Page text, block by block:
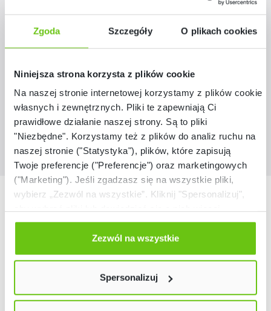
Zgoda Szczegóły O plikach cookies
Niniejsza strona korzysta z plików cookie
Na naszej stronie internetowej korzystamy z plików cookie:
własnych i zewnętrznych. Pliki te zapewniają Ci
prawidłowe działanie naszej strony. Są to pliki
"Niezbędne". Korzystamy też z plików do analiz ruchu na
naszej stronie ("Statystyka"), plików, które zapisują
Twoje preferencje ("Preferencje") oraz marketingowych
("Marketing"). Jeśli zgadzasz się na wszystkie pliki,
wybierz „Zezwól na wszystkie”. Kliknij "Spersonalizuj",
Odmów zgody poprzez przycisk „Odmowa”. Wtedy
użyjemy tylko plików niezbędnych dla naszej strony.
Twój wybór możesz zmienić przez kliknięcie przycisku w
Polityce prywatności
Zezwól na wszystkie
Spersonalizuj
o klęskach żywiołowych - ścienna plansza
dydaktyczna
Kod produktu:137225
Nasze marki